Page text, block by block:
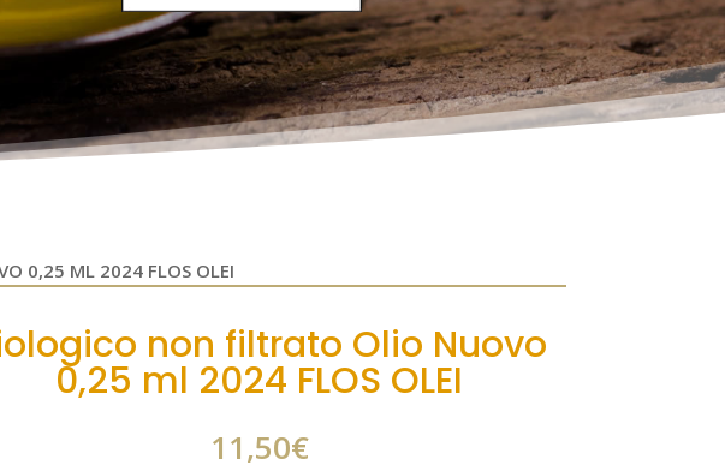
0,25 ML 2024 FLOS OLEI
non filtrato Olio Nuovo
0,25 ml 2024 FLOS OLEI
11,50€